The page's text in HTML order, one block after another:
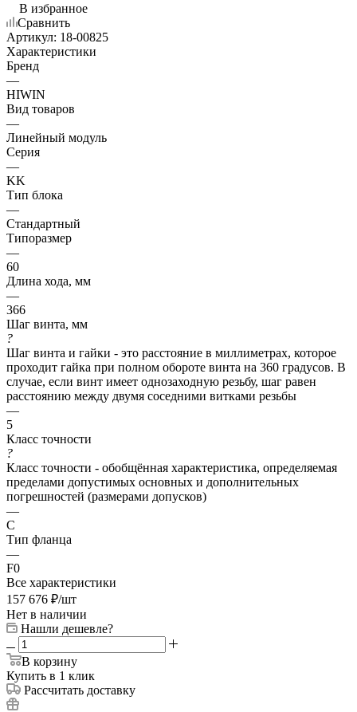
В избранное
Сравнить
Артикул: 18-00825
Характеристики
Бренд
—
HIWIN
Вид товаров
—
Линейный модуль
Серия
—
KK
Тип блока
—
Стандартный
Типоразмер
—
60
Длина хода, мм
—
366
Шаг винта, мм
?
Шаг винта и гайки - это расстояние в миллиметрах, которое
проходит гайка при полном обороте винта на 360 градусов. В
случае, если винт имеет однозаходную резьбу, шаг равен
расстоянию между двумя соседними витками резьбы
—
5
Класс точности
?
Класс точности - обобщённая характеристика, определяемая
пределами допустимых основных и дополнительных
погрешностей (размерами допусков)
—
C
Тип фланца
—
F0
Все характеристики
157 676 ₽/шт
Нет в наличии
Нашли дешевле?
В корзину
Купить в 1 клик
Рассчитать доставку